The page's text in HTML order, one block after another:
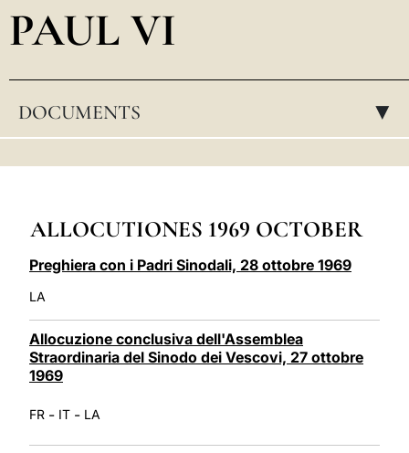
POLSKI
PAUL VI
DOCUMENTS ▸
ALLOCUTIONES 1969 OCTOBER
Preghiera con i Padri Sinodali, 28 ottobre 1969
LA
Allocuzione conclusiva dell'Assemblea
Straordinaria del Sinodo dei Vescovi, 27 ottobre
1969
FR - IT - LA